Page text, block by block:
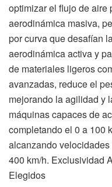
optimizar el flujo de aire
aerodinámica masiva,
por curva que desafían
aerodinámica activa y
de materiales ligeros
avanzadas, reduce el
mejorando la agilidad y
máquinas capaces de
completando el 0 a 100
alcanzando
400 km/h. Exclusividad
Elegidos